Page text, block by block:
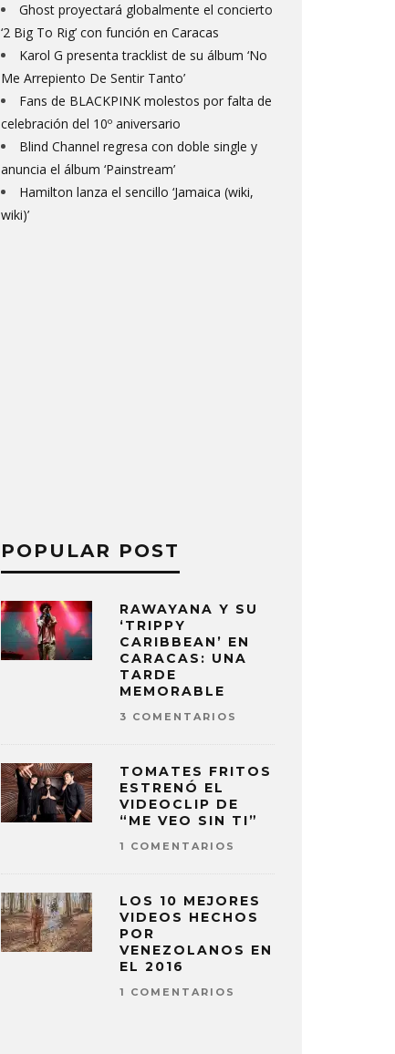
Ghost proyectará globalmente el concierto
‘2 Big To Rig’ con función en Caracas
Karol G presenta tracklist de su álbum ‘No
Me Arrepiento De Sentir Tanto’
Fans de BLACKPINK molestos por falta de
celebración del 10º aniversario
Blind Channel regresa con doble single y
anuncia el álbum ‘Painstream’
Hamilton lanza el sencillo ‘Jamaica (wiki,
wiki)’
POPULAR POST
RAWAYANA Y SU
‘TRIPPY
CARIBBEAN’ EN
CARACAS: UNA
TARDE
MEMORABLE
3 COMENTARIOS
TOMATES FRITOS
ESTRENÓ EL
VIDEOCLIP DE
“ME VEO SIN TI”
1 COMENTARIOS
LOS 10 MEJORES
VIDEOS HECHOS
POR
VENEZOLANOS EN
EL 2016
1 COMENTARIOS